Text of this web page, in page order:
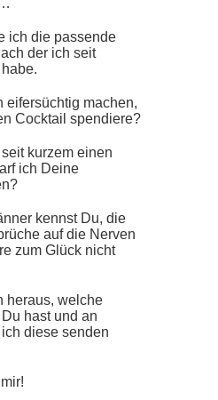
ich die passende
der ich seit
eifersüchtig machen,
Cocktail spendiere?
kurzem einen
ich Deine
kennst Du, die
auf die Nerven
zum Glück nicht
heraus, welche
hast und an
diese senden